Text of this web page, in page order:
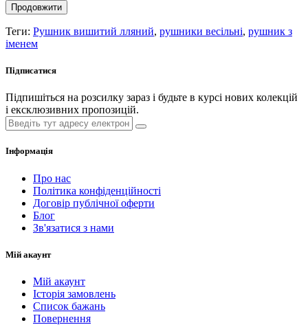
Продовжити
Теги: Рушник вишитий лляний, рушники весільні, рушник з
іменем
Підписатися
Підпишіться на розсилку зараз і будьте в курсі нових колекцій
і ексклюзивних пропозицій.
Інформація
Про нас
Політика конфіденційності
Договір публічної оферти
Блог
Зв'язатися з нами
Мій акаунт
Мій акаунт
Історія замовлень
Список бажань
Повернення